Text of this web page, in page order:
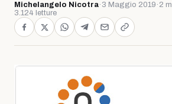
Michelangelo Nicotra· 3 Maggio 2019 · 2
3.124 letture